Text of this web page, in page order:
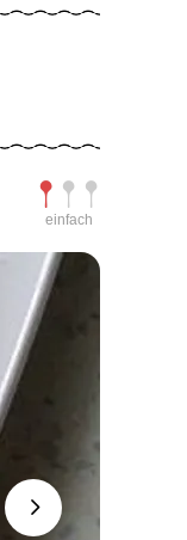
Schwierigkeit
einfach
Next